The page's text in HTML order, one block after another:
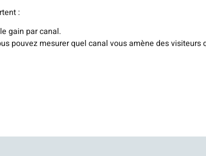
:
gain par canal.
pouvez mesurer quel canal vous amène des